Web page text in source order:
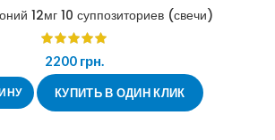
12мг 10 суппозиториев (свечи)
2200 грн.
КУПИТЬ В ОДИН КЛИК